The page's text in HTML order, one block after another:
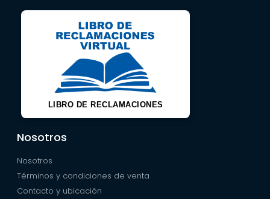
LIBRO DE RECLAMACIONES
Nosotros
Nosotros
Términos y condiciones de venta
Contacto y ubicación